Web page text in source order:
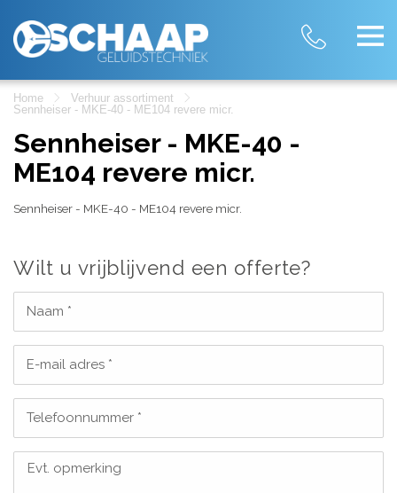
Home
Verhuur assortiment
Sennheiser - MKE-40 - ME104 revere micr.
Sennheiser - MKE-40 -
ME104 revere micr.
Sennheiser - MKE-40 - ME104 revere micr.
Wilt u vrijblijvend een offerte?
Naam *
E-mail adres *
Telefoonnummer *
Evt. opmerking